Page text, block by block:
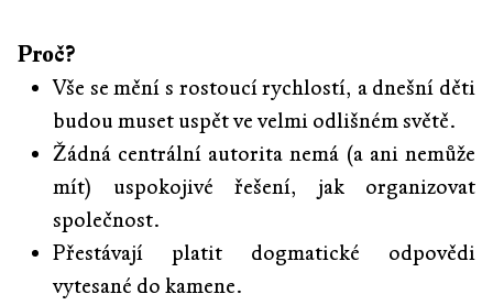
Proč?
Vše se mění s rostoucí rychlostí, a dnešní děti
budou muset uspět ve velmi odlišném světě.
Žádná centrální autorita nemá (a ani nemůže
mít) uspokojivé řešení, jak organizovat
společnost.
Přestávají platit dogmatické odpovědi
vytesané do kamene.